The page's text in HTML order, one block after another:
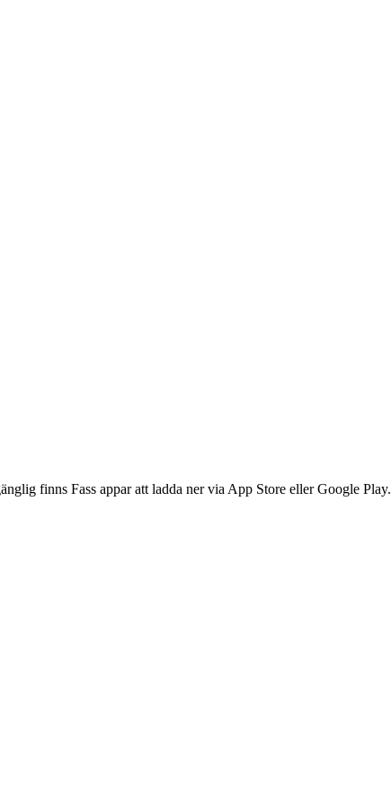
finns Fass appar att ladda ner via App Store eller Google Play.